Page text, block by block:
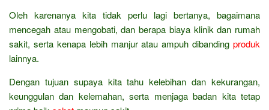
Oleh karenanya kita tidak perlu lagi bertanya, bagaimana
mencegah atau mengobati, dan berapa biaya klinik dan rumah
sakit, serta kenapa lebih manjur atau ampuh dibanding produk
lainnya.
Dengan tujuan supaya kita tahu kelebihan dan kekurangan,
keunggulan dan kelemahan, serta menjaga badan kita tetap